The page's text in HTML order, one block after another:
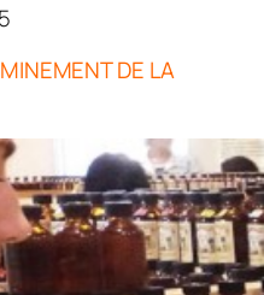
DE LA